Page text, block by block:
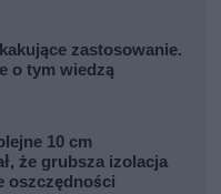
zastosowanie.
o tym wiedzą
10 cm
że grubsza izolacja
oszczędności